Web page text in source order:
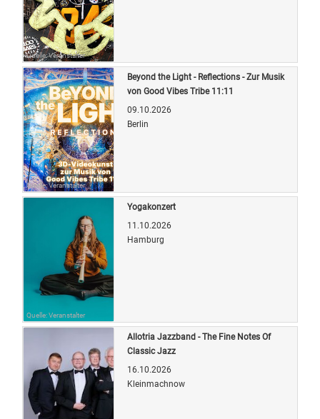
Quelle: Veranstalter
Quelle: Veranstalter
Beyond the Light - Reflections - Zur Musik
von Good Vibes Tribe 11:11
09.10.2026
Berlin
Quelle: Veranstalter
Yogakonzert
11.10.2026
Hamburg
Allotria Jazzband - The Fine Notes Of
Classic Jazz
16.10.2026
Kleinmachnow